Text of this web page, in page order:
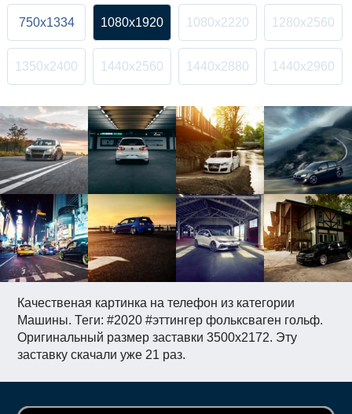
Качественая картинка на телефон из категории
Машины. Теги: #2020 #эттингер фольксваген гольф.
Оригинальный размер заставки 3500x2172. Эту
заставку скачали уже 21 раз.
750x1334 1080x1920 1080x2220 1280x2560
1350x2400 1440x2560 1440x2880 1440x2960